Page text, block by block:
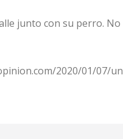
junto con su perro.
2020/01/07/